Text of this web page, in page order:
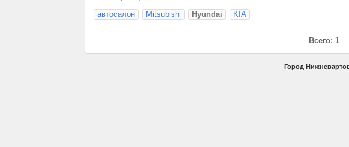
автосалон
Mitsubishi Hyundai KIA
Всего: 1
Город